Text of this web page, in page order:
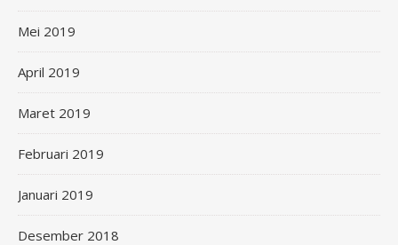
Mei 2019
April 2019
Maret 2019
Februari 2019
Januari 2019
Desember 2018